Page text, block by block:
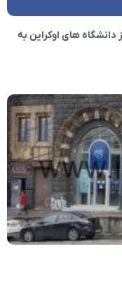
دانشگاه های اوکراین به